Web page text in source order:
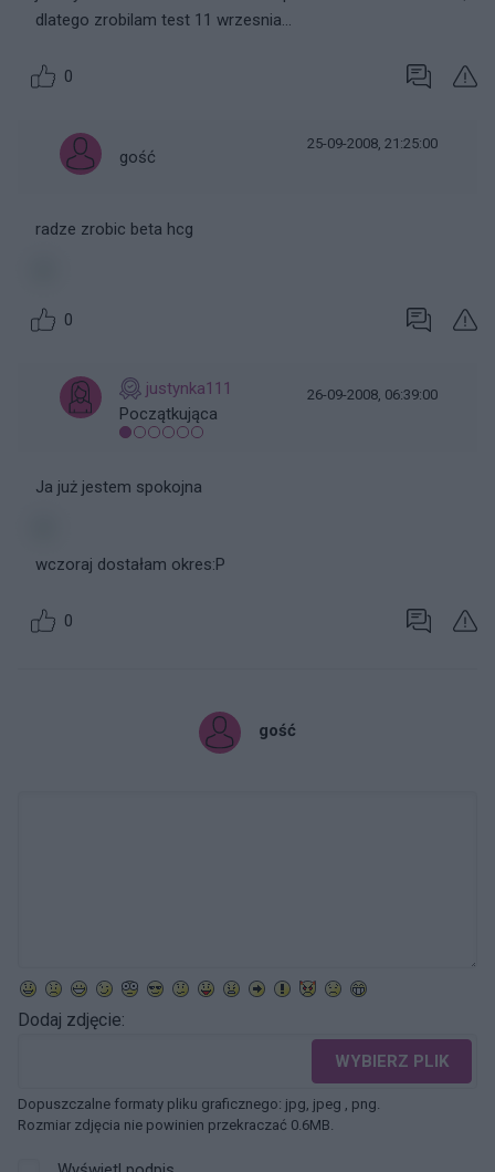
dlatego zrobilam test 11 wrzesnia...
0
gość
25-09-2008, 21:25:00
radze zrobic beta hcg
0
justynka111
Początkująca
26-09-2008, 06:39:00
Ja już jestem spokojna
wczoraj dostałam okres:P
0
gość
Dodaj zdjęcie:
WYBIERZ PLIK
Dopuszczalne formaty pliku graficznego: jpg, jpeg , png.
Rozmiar zdjęcia nie powinien przekraczać 0.6MB.